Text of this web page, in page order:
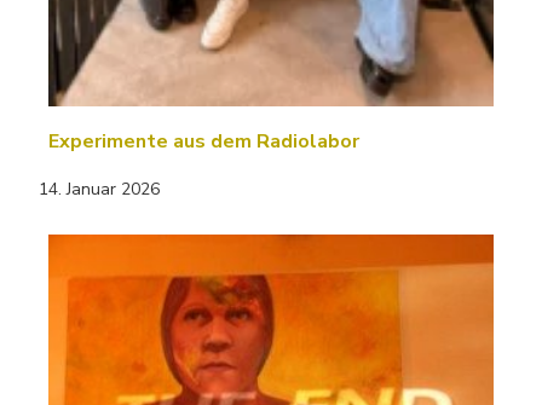
Experimente aus dem Radiolabor
14. Januar 2026